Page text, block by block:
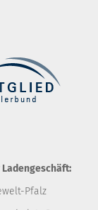
Ladengeschäft:
Pfalz